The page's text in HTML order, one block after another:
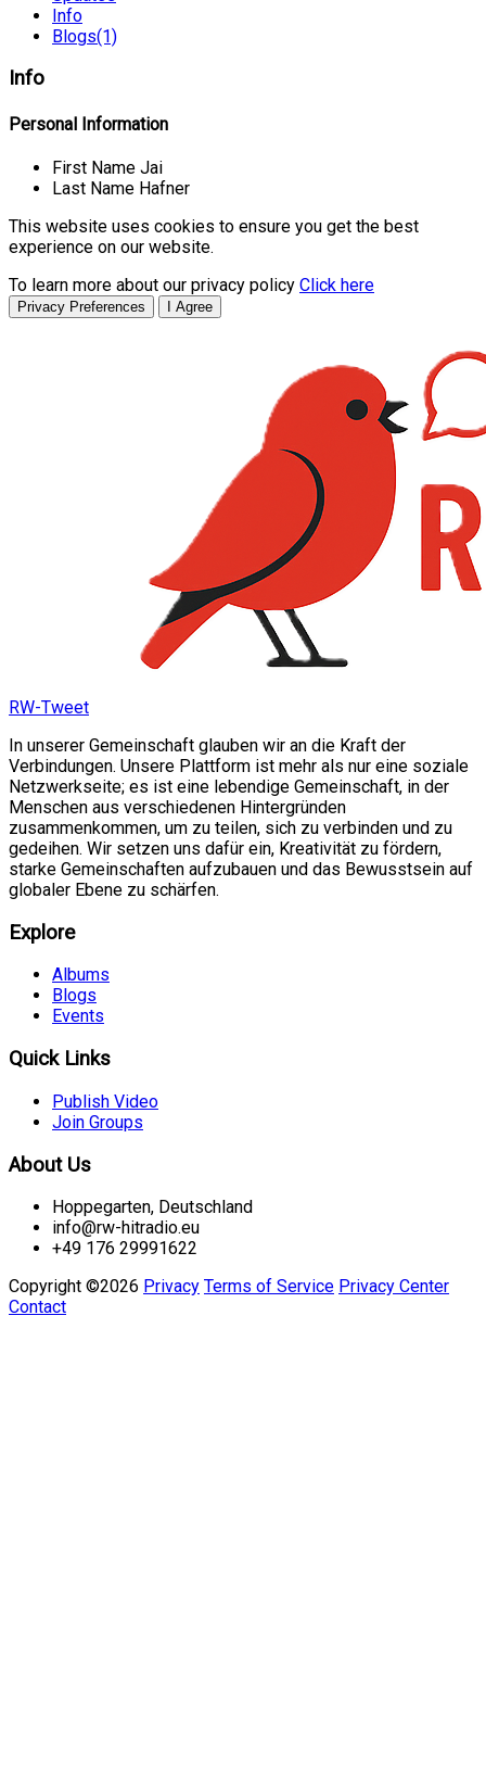
Info
Blogs(1)
Info
Personal Information
First Name Jai
Last Name Hafner
This website uses cookies to ensure you get the best
experience on our website.
To learn more about our privacy policy Click here
Privacy Preferences I Agree
RW-Tweet
In unserer Gemeinschaft glauben wir an die Kraft der
Verbindungen. Unsere Plattform ist mehr als nur eine soziale
Netzwerkseite; es ist eine lebendige Gemeinschaft, in der
Menschen aus verschiedenen Hintergründen
zusammenkommen, um zu teilen, sich zu verbinden und zu
gedeihen. Wir setzen uns dafür ein, Kreativität zu fördern,
starke Gemeinschaften aufzubauen und das Bewusstsein auf
globaler Ebene zu schärfen.
Explore
Albums
Blogs
Events
Quick Links
Publish Video
Join Groups
About Us
Hoppegarten, Deutschland
info@rw-hitradio.eu
+49 176 29991622
Copyright ©2026 Privacy Terms of Service Privacy Center
Contact